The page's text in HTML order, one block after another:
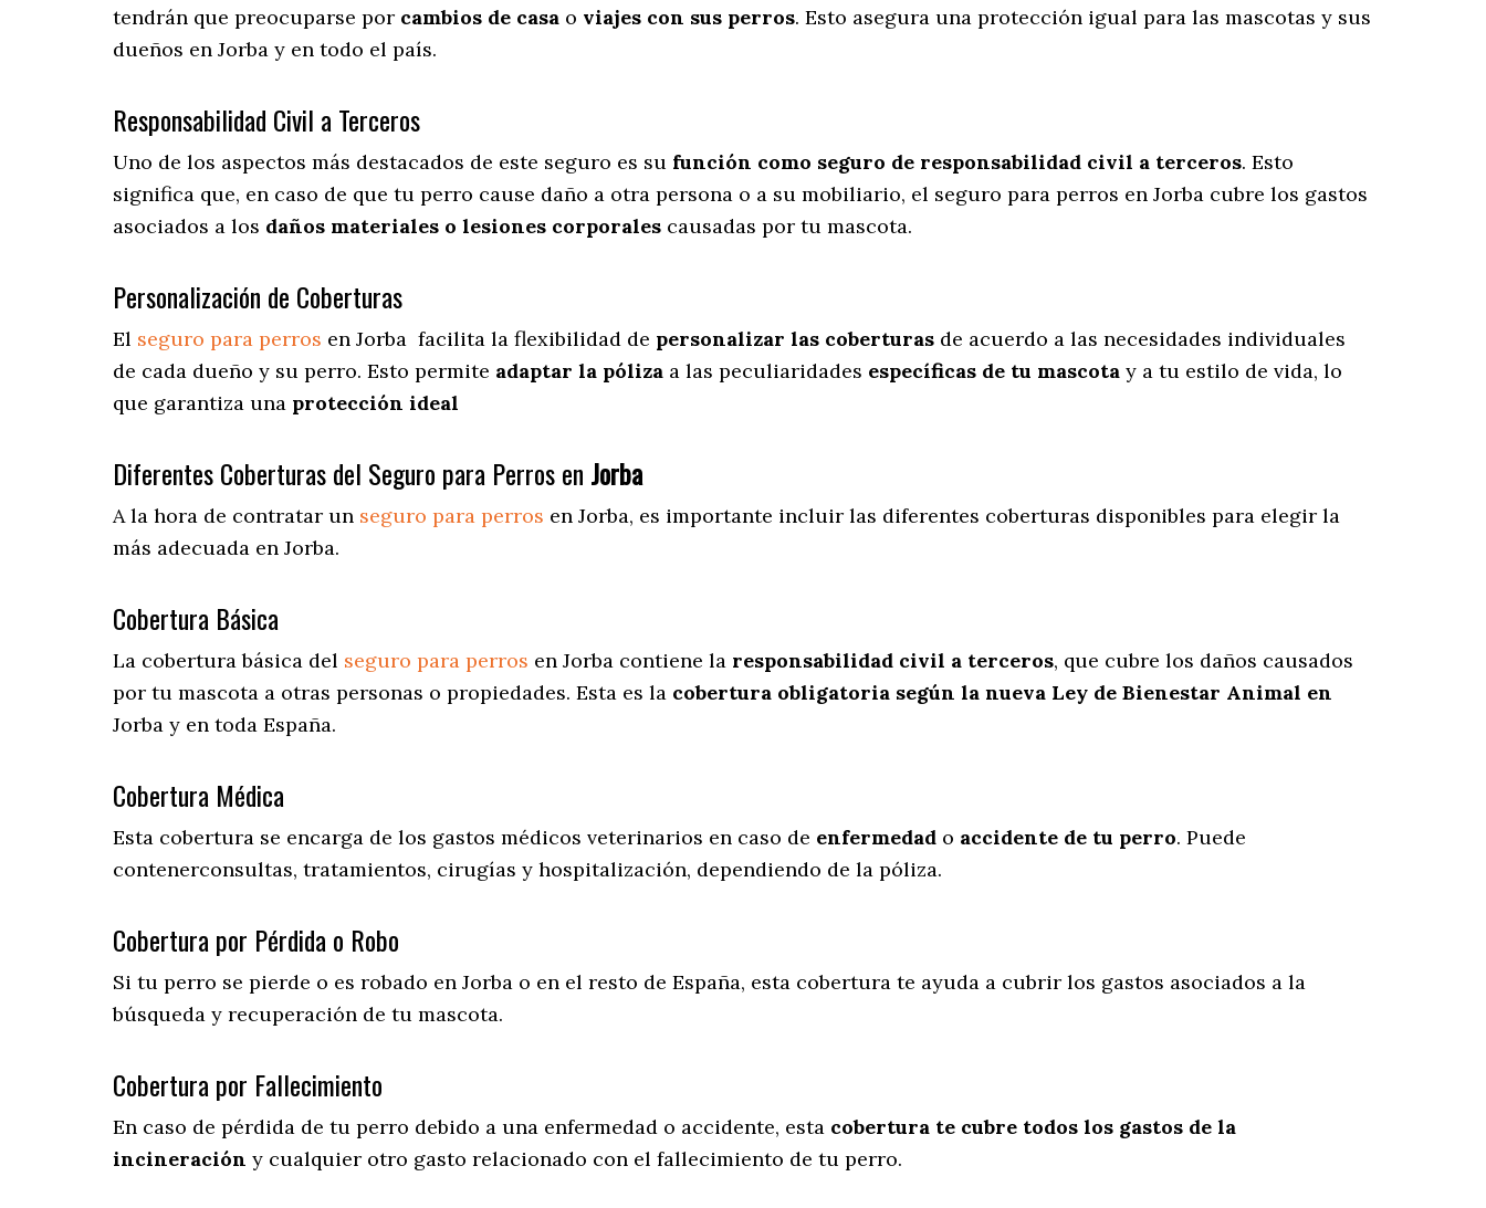
tendrán que preocuparse por cambios de casa o viajes con sus perros. Esto asegura una protección igual para las mascotas y sus
dueños en Jorba y en todo el país.
Responsabilidad Civil a Terceros
Uno de los aspectos más destacados de este seguro es su función como seguro de responsabilidad civil a terceros. Esto
significa que, en caso de que tu perro cause daño a otra persona o a su mobiliario, el seguro para perros en Jorba cubre los gastos
asociados a los daños materiales o lesiones corporales causadas por tu mascota.
Personalización de Coberturas
El seguro para perros en Jorba facilita la flexibilidad de personalizar las coberturas de acuerdo a las necesidades individuales
de cada dueño y su perro. Esto permite adaptar la póliza a las peculiaridades específicas de tu mascota y a tu estilo de vida, lo
que garantiza una protección ideal
Diferentes Coberturas del Seguro para Perros en Jorba
A la hora de contratar un seguro para perros en Jorba, es importante incluir las diferentes coberturas disponibles para elegir la
más adecuada en Jorba.
Cobertura Básica
La cobertura básica del seguro para perros en Jorba contiene la responsabilidad civil a terceros, que cubre los daños causados
por tu mascota a otras personas o propiedades. Esta es la cobertura obligatoria según la nueva Ley de Bienestar Animal en
Jorba y en toda España.
Cobertura Médica
Esta cobertura se encarga de los gastos médicos veterinarios en caso de enfermedad o accidente de tu perro. Puede
contenerconsultas, tratamientos, cirugías y hospitalización, dependiendo de la póliza.
Cobertura por Pérdida o Robo
Si tu perro se pierde o es robado en Jorba o en el resto de España, esta cobertura te ayuda a cubrir los gastos asociados a la
búsqueda y recuperación de tu mascota.
Cobertura por Fallecimiento
En caso de pérdida de tu perro debido a una enfermedad o accidente, esta cobertura te cubre todos los gastos de la
incineración y cualquier otro gasto relacionado con el fallecimiento de tu perro.